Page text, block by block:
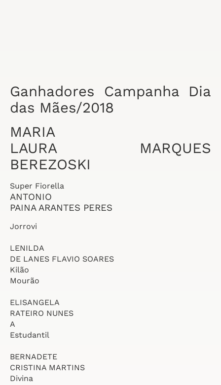
Ganhadores Campanha Dia
das Mães/2018
MARIA
LAURA MARQUES
BEREZOSKI
Super Fiorella
ANTONIO
PAINA ARANTES PERES
Jorrovi
LENILDA
DE LANES FLAVIO SOARES
Kilão
Mourão
ELISANGELA
RATEIRO NUNES
A
Estudantil
BERNADETE
CRISTINA MARTINS
Divina